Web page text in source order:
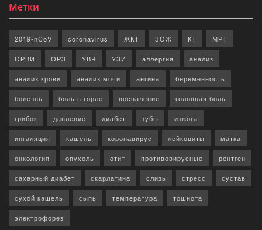
Метки
2019-nCoV coronavirus ЖКТ ЗОЖ КТ МРТ
ОРВИ ОРЗ УВЧ УЗИ аллергия анализ
анализ крови анализ мочи ангина беременность
болезнь боль в горле воспаление головная боль
грибок давление диабет зубы изжога
ингаляция кашель коронавирус лейкоциты матка
онкология опухоль отит противовирусные рентген
сахарный диабет скарлатина слизь стресс сустав
сухой кашель сыпь температура тошнота
электрофорез